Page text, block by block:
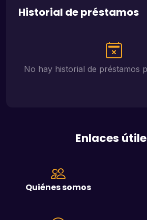
Historial de préstamos
No hay historial de préstamos
Enlaces
Quiénes somos